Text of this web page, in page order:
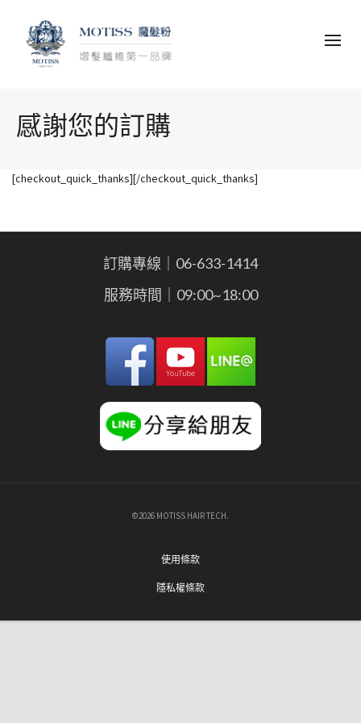
感謝您的訂購
[checkout_quick_thanks][/checkout_quick_thanks]
訂購專線｜06-633-1414
服務時間｜09:00~18:00
©2026 MOTISS HAIR TECH.
使用條款
隱私權條款